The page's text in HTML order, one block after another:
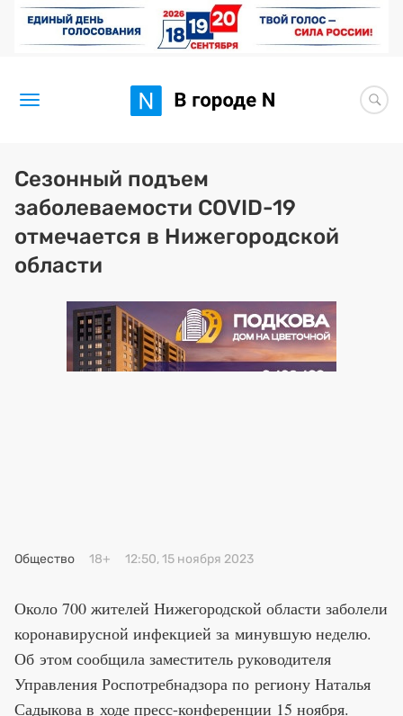
Новости
Статьи
Здоровье
Искусство исцелять
Премия 2026 (текущая)
Сезонный подъем
заболеваемости COVID-19
отмечается в Нижегородской
области
Общество 18+ 12:50, 15 ноября 2023
Около 700 жителей Нижегородской области заболели
коронавирусной инфекцией за минувшую неделю.
Об этом сообщила заместитель руководителя
Управления Роспотребнадзора по региону Наталья
Садыкова в ходе пресс-конференции 15 ноября.